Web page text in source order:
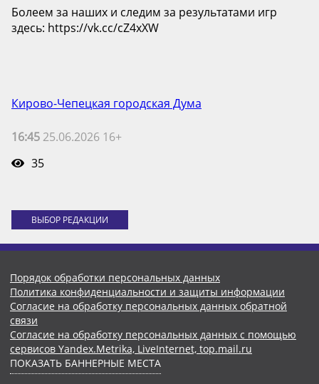
Болеем за наших и следим за результатами игр
здесь: https://vk.cc/cZ4xXW
Кирово-Чепецкая городская Дума
16:45 25.06.2026 16+
35
ВЫБОР РЕДАКЦИИ
Порядок обработки персональных данных
Политика конфиденциальности и защиты информации
Согласие на обработку персональных данных обратной
связи
Согласие на обработку персональных данных с помощью
сервисов Yandex.Metrika, LiveInternet, top.mail.ru
ПОКАЗАТЬ БАННЕРНЫЕ МЕСТА